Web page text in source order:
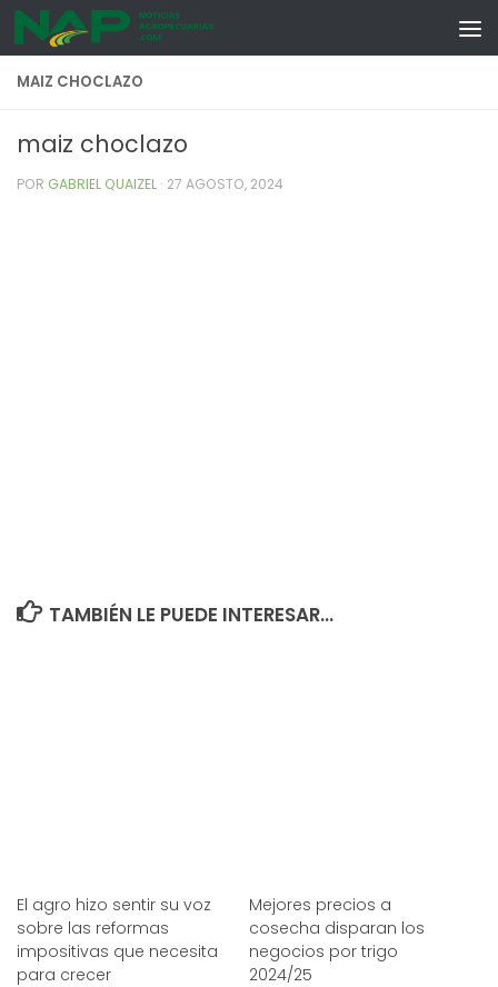
Skip to content
MAIZ CHOCLAZO
maiz choclazo
POR GABRIEL QUAIZEL · 27 AGOSTO, 2024
TAMBIÉN LE PUEDE INTERESAR...
El agro hizo sentir su voz
sobre las reformas
impositivas que necesita
para crecer
Mejores precios a
cosecha disparan los
negocios por trigo
2024/25